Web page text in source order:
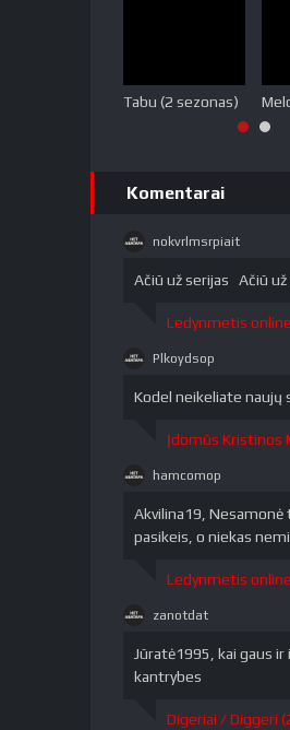
Tabu (2 sezonas)
Komentarai
nokvrlmsrpiait
Ačiū už serijas Ačiū už
Ledynmetis online
/>
Plkoydsop
Kodel neikeliate naujų
hamcomop
Akvilina19, Nesamonė
pasikeis, o niekas
Ledynmetis online
zanotdat
Jūratė1995, kai gaus ir
kantrybes
Digeriai / Diggeri